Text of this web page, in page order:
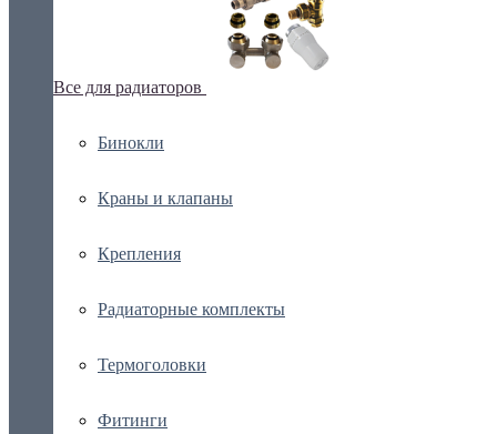
Все для радиаторов
Бинокли
Краны и клапаны
Крепления
Радиаторные комплекты
Термоголовки
Фитинги